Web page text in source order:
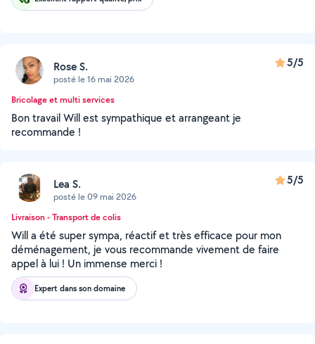
Rose S.
posté le 16 mai 2026
5/5
Bricolage et multi services
Bon travail Will est sympathique et arrangeant je
recommande !
Lea S.
posté le 09 mai 2026
5/5
Livraison - Transport de colis
Will a été super sympa, réactif et très efficace pour mon
déménagement, je vous recommande vivement de faire
appel à lui ! Un immense merci !
Expert dans son domaine